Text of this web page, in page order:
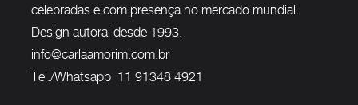
celebradas e com presença no mercado mundial.
Design autoral desde 1993.
info@carlaamorim.com.br
Tel./Whatsapp 11 91348 4921